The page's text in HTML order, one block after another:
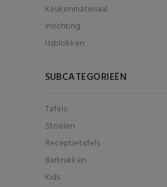
Keukenmateriaal
Inrichting
IJsblokken
SUBCATEGORIEËN
Tafels
Stoelen
Receptietafels
Barkrukken
Kids